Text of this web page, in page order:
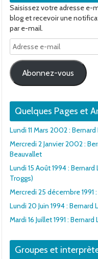
Saisissez votre adresse e-
blog et recevoir une
par e-mail.
Adresse
e-
mail
Abonnez-vous
Quelques Pages et
Lundi 11 Mars 2002 :
Mercredi 2 Janvier 2002 :
Beauvallet
Lundi 15 Août 1994 :
Troggs)
Mercredi 25 décembre 1991
Lundi 20 Juin 1994 :
Mardi 16 Juillet 1991 :
Groupes et